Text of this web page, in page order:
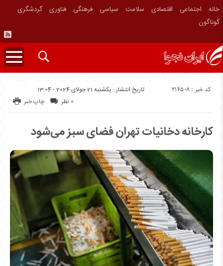
خانه اجتماعی اقتصادی سلامت سیاسی فرهنگی فناوری
گردشگری
گوناگون
تاریخ انتشار : یکشنبه 21 جولای 2024 - 13:04 کد خبر : 216508
چاپ خبر 0 نظر
کارخانه دخانیات تهران فضای سبز می‌شود